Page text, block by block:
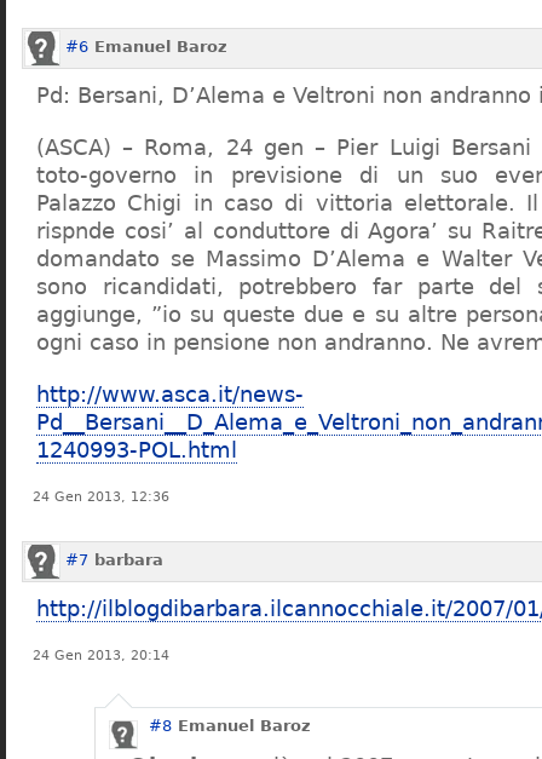
#6 Emanuel Baroz
Pd: Bersani, D’Alema e Veltroni non andranno
(ASCA) – Roma, 24 gen – Pier Luigi
toto-governo in previsione di un suo
Palazzo Chigi in caso di vittoria elettorale.
rispnde cosi’ al conduttore di Agora’ su
domandato se Massimo D’Alema e Walter
sono ricandidati, potrebbero far parte del
aggiunge, ”io su queste due e su altre
ogni caso in pensione non andranno. Ne
http://www.asca.it/news-
1240993-POL.html
24 Gen 2013, 12:36
#7 barbara
http://ilblogdibarbara.ilcannocchiale.it/2007/
24 Gen 2013, 20:14
#8 Emanuel Baroz